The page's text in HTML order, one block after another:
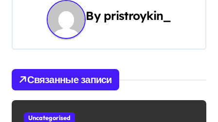
я
п
о
з
By pristroykin_
Связанные записи
Uncategorised